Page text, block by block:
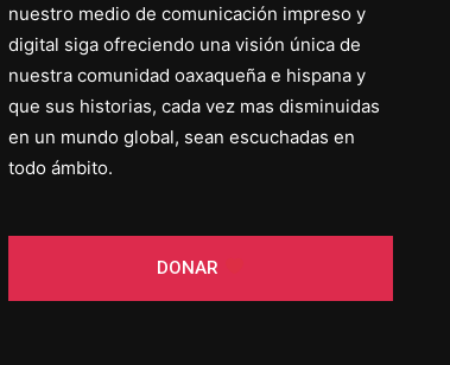
nuestro medio de comunicación impreso y
digital siga ofreciendo una visión única de
nuestra comunidad oaxaqueña e hispana y
que sus historias, cada vez mas disminuidas
en un mundo global, sean escuchadas en
todo ámbito.
DONAR